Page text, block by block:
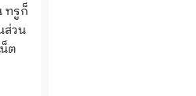
ทรูก็
ส่วน
ต